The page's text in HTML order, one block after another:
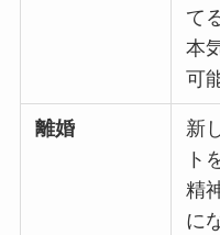
て
本
可
離婚
新
ト
精
に